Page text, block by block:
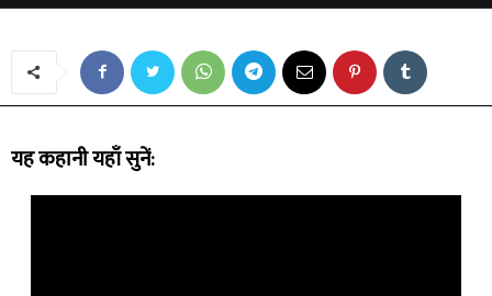
यह कहानी यहाँ सुनें: